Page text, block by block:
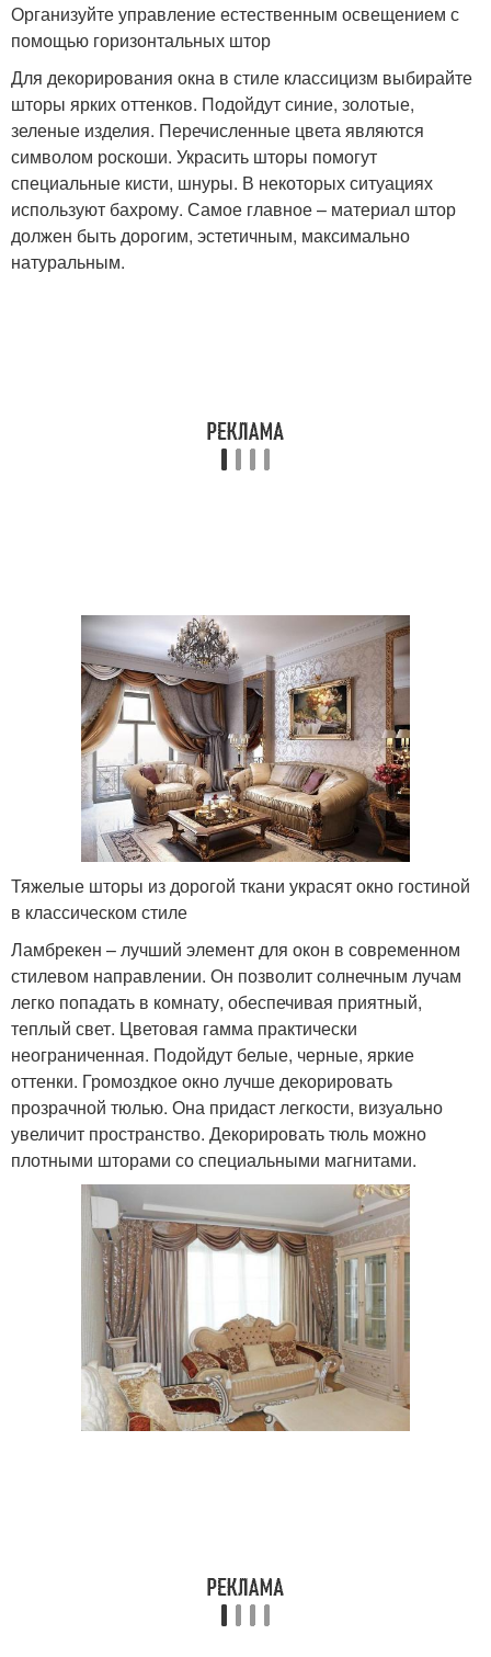
Организуйте управление естественным освещением с
помощью горизонтальных штор
Для декорирования окна в стиле классицизм выбирайте
шторы ярких оттенков. Подойдут синие, золотые,
зеленые изделия. Перечисленные цвета являются
символом роскоши. Украсить шторы помогут
специальные кисти, шнуры. В некоторых ситуациях
используют бахрому. Самое главное – материал штор
должен быть дорогим, эстетичным, максимально
натуральным.
Тяжелые шторы из дорогой ткани украсят окно гостиной
в классическом стиле
Ламбрекен – лучший элемент для окон в современном
стилевом направлении. Он позволит солнечным лучам
легко попадать в комнату, обеспечивая приятный,
теплый свет. Цветовая гамма практически
неограниченная. Подойдут белые, черные, яркие
оттенки. Громоздкое окно лучше декорировать
прозрачной тюлью. Она придаст легкости, визуально
увеличит пространство. Декорировать тюль можно
плотными шторами со специальными магнитами.